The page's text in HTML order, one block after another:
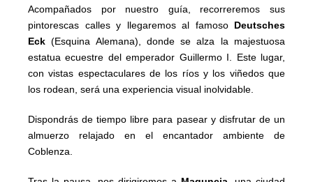
Acompañados por nuestro guía, recorreremos sus
pintorescas calles y llegaremos al famoso Deutsches
Eck (Esquina Alemana), donde se alza la majestuosa
estatua ecuestre del emperador Guillermo I. Este lugar,
con vistas espectaculares de los ríos y los viñedos que
los rodean, será una experiencia visual inolvidable.
Dispondrás de tiempo libre para pasear y disfrutar de un
almuerzo relajado en el encantador ambiente de
Coblenza.